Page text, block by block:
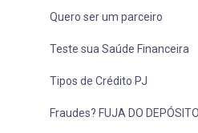
Quero ser um parceiro
Teste sua Saúde Financeira
Tipos de Crédito PJ
Fraudes? FUJA DO